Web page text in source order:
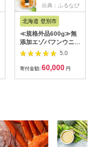
出典：ふるなび
北海道 登別市
≪規格外品600g≫無
添加エゾバフンウニ塩
水パック600g B 23年
10月下旬～11月下旬
5.0
寄付金額: 60,000 円